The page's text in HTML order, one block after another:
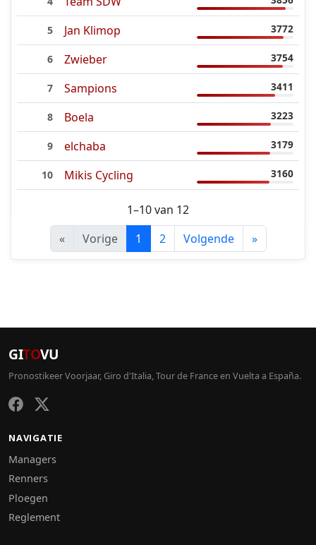
5 Jan Klimop 3772
6 Zwieber 3754
7 Sampions 3411
8 Boela 3223
9 elchaba 3179
10 Mikis Cycling 3160
1–10 van 12
«
Vorige 1 2 Volgende »
GITOVU
Pronostikeer Voorjaar, Giro d'Italia, Tour de France en Vuelta a España.
NAVIGATIE
Managers
Renners
Ploegen
Reglement